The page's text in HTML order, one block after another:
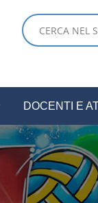
DOCENTI E